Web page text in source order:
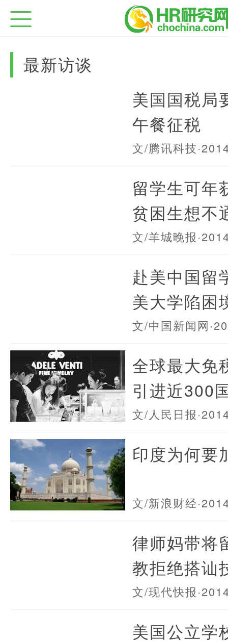
最新访谈
美国国税局
午餐征税
文/腾讯科技
留学生可年
贫困生想不
文/羊城晚报
赴美中国留
美大学陷困
文/中国新闻网
全球最大免
引进近300
文/人民日报
印度为何要
文/新浪财经
律师妈带将
教拒绝搭讪
文/现代快报
美国公立学